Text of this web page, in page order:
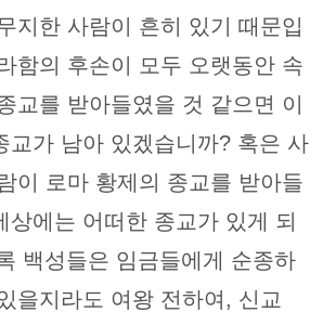
지한 사람이 흔히 있기 때문입
함의 후손이 모두 오랫동안 속
교를 받아들였을 것 같으면 이
교가 남아 있겠습니까? 혹은 사
이 로마 황제의 종교를 받아들
상에는 어떠한 종교가 있게 되
백성들은 임금들에게 순종하
을지라도 여왕 전하여, 신교